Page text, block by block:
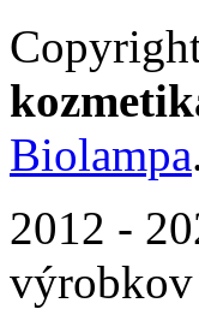
Biolampa
2012 -